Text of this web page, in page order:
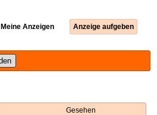
Meine Anzeigen Anzeige aufgeben
Gesehen